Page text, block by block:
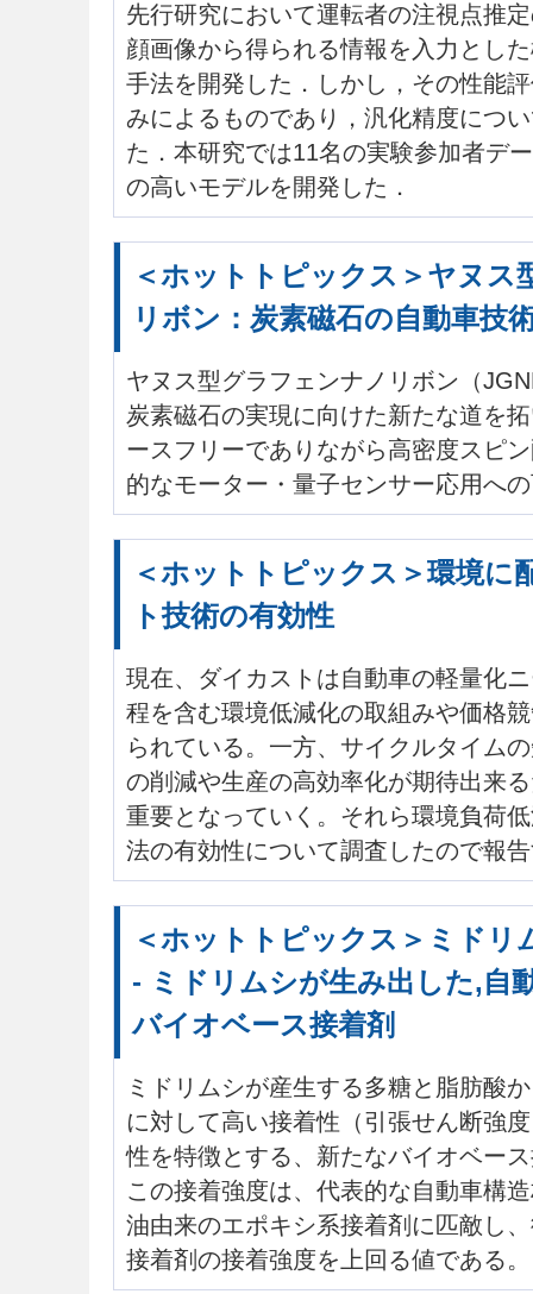
先行研究において運転者の注視点推
顔画像から得られる情報を入力とし
手法を開発した．しかし，その性能
みによるものであり，汎化精度につ
た．本研究では11名の実験参加者デ
の高いモデルを開発した．
＜ホットトピックス＞ヤヌス
リボン：炭素磁石の自動車技
ヤヌス型グラフェンナノリボン（
炭素磁石の実現に向けた新たな道を
ースフリーでありながら高密度スピ
的なモーター・量子センサー応用へ
＜ホットトピックス＞環境に
ト技術の有効性
現在、ダイカストは自動車の軽量化
程を含む環境低減化の取組みや価格
られている。一方、サイクルタイム
の削減や生産の高効率化が期待出来
重要となっていく。それら環境負荷
法の有効性について調査したので報
＜ホットトピックス＞ミドリ
- ミドリムシが生み出した,自
バイオベース接着剤
ミドリムシが産生する多糖と脂肪酸
に対して高い接着性（引張せん断強
性を特徴とする、新たなバイオベー
この接着強度は、代表的な自動車構
油由来のエポキシ系接着剤に匹敵し
接着剤の接着強度を上回る値である。